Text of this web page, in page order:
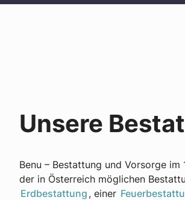
Unsere
Benu – Bestattung und Vorsorge
der in Österreich möglichen
Erdbestattung , einer